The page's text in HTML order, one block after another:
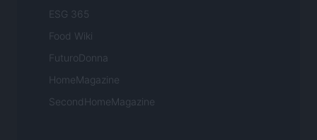
ESG 365
Food Wiki
FuturoDonna
HomeMagazine
SecondHomeMagazine